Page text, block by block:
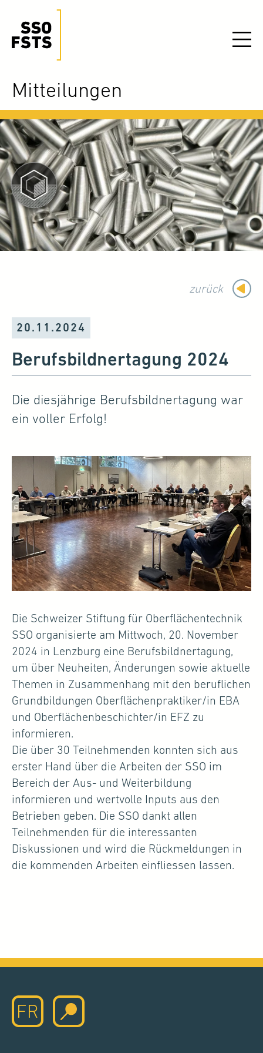
Mitteilungen
20.11.2024
Berufsbildnertagung 2024
Die diesjährige Berufsbildnertagung war
ein voller Erfolg!
Die Schweizer Stiftung für Oberflächentechnik
SSO organisierte am Mittwoch, 20. November
2024 in Lenzburg eine Berufsbildnertagung,
um über Neuheiten, Änderungen sowie aktuelle
Themen in Zusammenhang mit den beruflichen
Grundbildungen Oberflächenpraktiker/in EBA
und Oberflächenbeschichter/in EFZ zu
informieren.
Die über 30 Teilnehmenden konnten sich aus
erster Hand über die Arbeiten der SSO im
Bereich der Aus- und Weiterbildung
informieren und wertvolle Inputs aus den
Betrieben geben. Die SSO dankt allen
Teilnehmenden für die interessanten
Diskussionen und wird die Rückmeldungen in
die kommenden Arbeiten einfliessen lassen.
zurück
FR